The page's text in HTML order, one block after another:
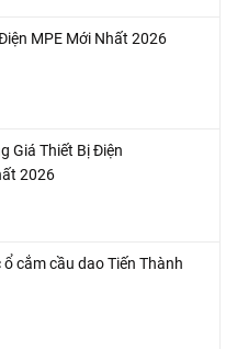
MPE Mới Nhất 2026
Giá Thiết Bị Điện
2026
cắm cầu dao Tiến Thành